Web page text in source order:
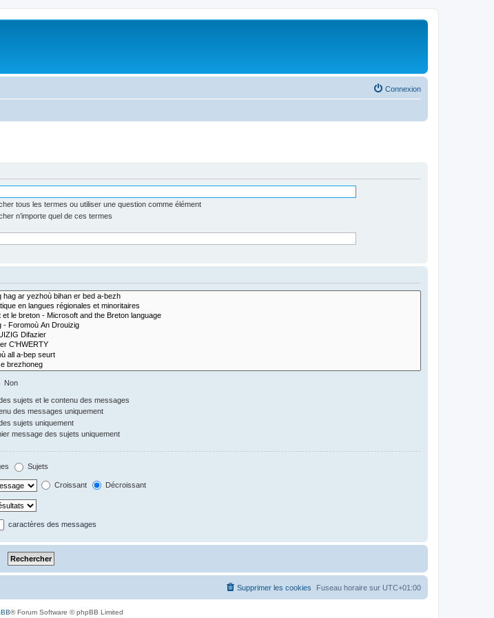
Connexion
tous les termes ou utiliser une question comme élément
n’importe quel de ces termes
Non
sujets et le contenu des messages
des messages uniquement
sujets uniquement
message des sujets uniquement
Sujets
Croissant Décroissant
caractères des messages
Fuseau horaire sur UTC+01:00
Supprimer les cookies
® Forum Software © phpBB Limited